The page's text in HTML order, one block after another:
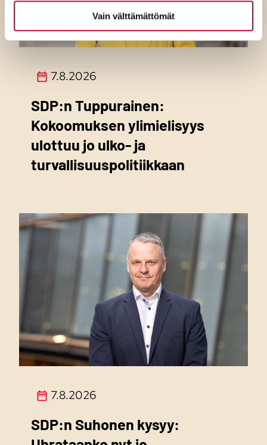
Vain välttämättömät
7.8.2026
SDP:n Tuppurainen:
Kokoomuksen ylimielisyys
ulottuu jo ulko- ja
turvallisuuspolitiikkaan
7.8.2026
SDP:n Suhonen kysyy: